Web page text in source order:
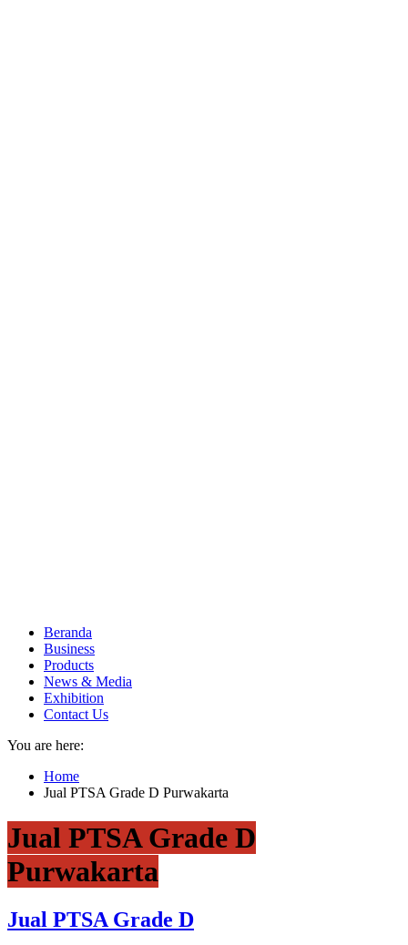
Beranda
Business
Products
News & Media
Exhibition
Contact Us
You are here:
Home
Jual PTSA Grade D Purwakarta
Jual PTSA Grade D
Purwakarta
Jual PTSA Grade D